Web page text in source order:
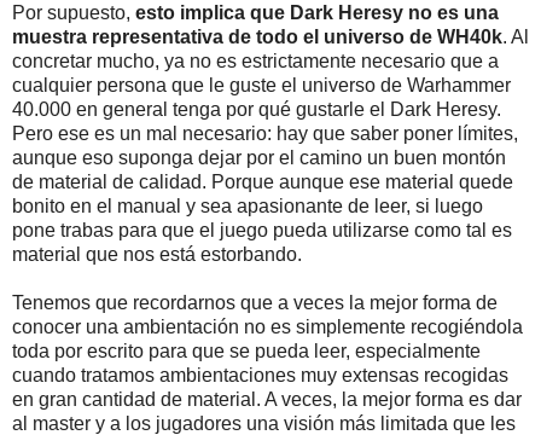
Por supuesto, esto implica que Dark Heresy no es una
muestra representativa de todo el universo de WH40k. Al
concretar mucho, ya no es estrictamente necesario que a
cualquier persona que le guste el universo de Warhammer
40.000 en general tenga por qué gustarle el Dark Heresy.
Pero ese es un mal necesario: hay que saber poner límites,
aunque eso suponga dejar por el camino un buen montón
de material de calidad. Porque aunque ese material quede
bonito en el manual y sea apasionante de leer, si luego
pone trabas para que el juego pueda utilizarse como tal es
material que nos está estorbando.
Tenemos que recordarnos que a veces la mejor forma de
conocer una ambientación no es simplemente recogiéndola
toda por escrito para que se pueda leer, especialmente
cuando tratamos ambientaciones muy extensas recogidas
en gran cantidad de material. A veces, la mejor forma es dar
al master y a los jugadores una visión más limitada que les